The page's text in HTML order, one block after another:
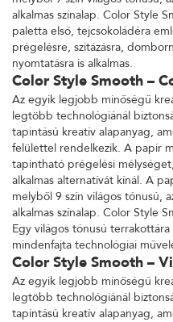
alkalmas színalap. Color Style
paletta első, tejcsokoládéra
prégelésre, szitázásra,
nyomtatásra is alkalmas.
Color Style Smooth –
Az egyik legjobb minőségű
legtöbb technológiánál
tapintású kreatív alapanyag,
felülettel rendelkezik. A papír
tapintható prégelési
alkalmas alternatívát kínál. A
melyből 9 szín világos tónusú,
alkalmas színalap. Color Style
Egy világos tónusú
mindenfajta technológiai
Color Style Smooth –
Az egyik legjobb minőségű
legtöbb technológiánál
tapintású kreatív alapanyag,